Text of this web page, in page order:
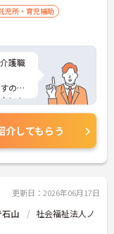
児所・育児補助
護職
の
にも
方の
さら
談く
介してもらう
更新日：2026年06月17日
石山
社会福祉法人ノ